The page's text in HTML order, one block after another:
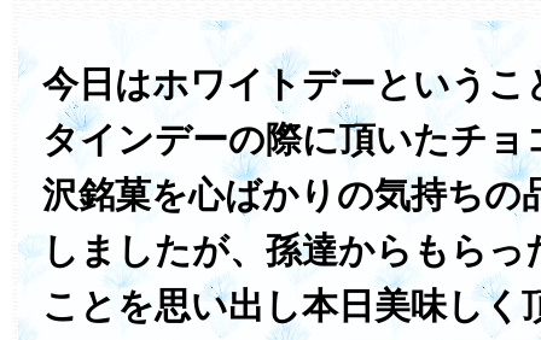
今日はホワイトデーというこ
タインデーの際に頂いたチョ
沢銘菓を心ばかりの気持ちの
しましたが、孫達からもら
ことを思い出し本日美味しく